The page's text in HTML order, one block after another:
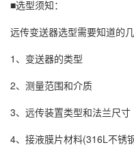
■选型须知：
远传变送器选型需要知道的几
1、变送器的类型
2、测量范围和介质
3、远传装置类型和法兰尺寸
4、接液膜片材料(316L不锈